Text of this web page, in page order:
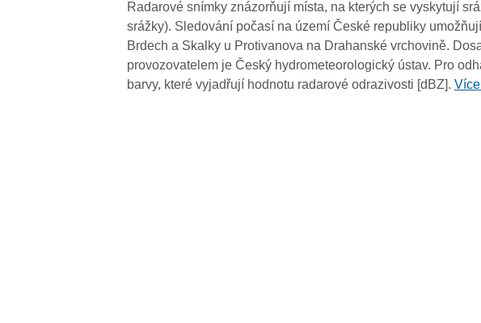
Radarové snímky znázorňují místa, na kterých se vyskytují
srážky). Sledování počasí na území České republiky
Brdech a Skalky u Protivanova na Drahanské vrchovině.
provozovatelem je Český hydrometeorologický ústav. Pro
barvy, které vyjadřují hodnotu radarové odrazivosti [dBZ].